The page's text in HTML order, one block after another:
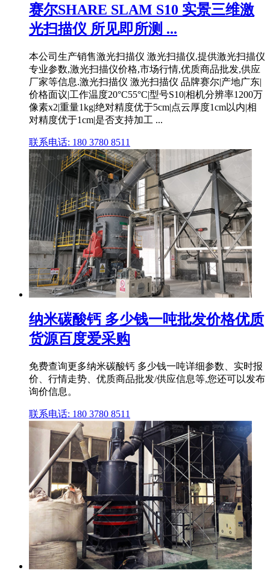
赛尔SHARE SLAM S10 实景三维激
光扫描仪 所见即所测 ...
本公司生产销售激光扫描仪 激光扫描仪,提供激光扫描仪
专业参数,激光扫描仪价格,市场行情,优质商品批发,供应
厂家等信息.激光扫描仪 激光扫描仪 品牌赛尔|产地广东|
价格面议|工作温度20°C55°C|型号S10|相机分辨率1200万
像素x2|重量1kg|绝对精度优于5cm|点云厚度1cm以内|相
对精度优于1cm|是否支持加工 ...
联系电话: 180 3780 8511
纳米碳酸钙 多少钱一吨批发价格优质
货源百度爱采购
免费查询更多纳米碳酸钙 多少钱一吨详细参数、实时报
价、行情走势、优质商品批发/供应信息等,您还可以发布
询价信息。
联系电话: 180 3780 8511